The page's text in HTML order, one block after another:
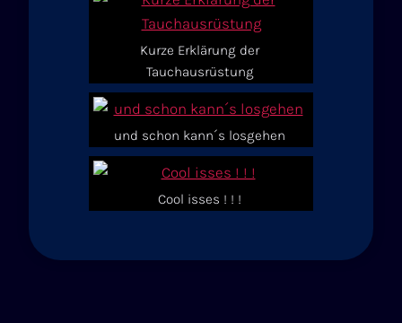
Kurze Erklärung der
Tauchausrüstung
und schon kann´s losgehen
Cool isses ! ! !